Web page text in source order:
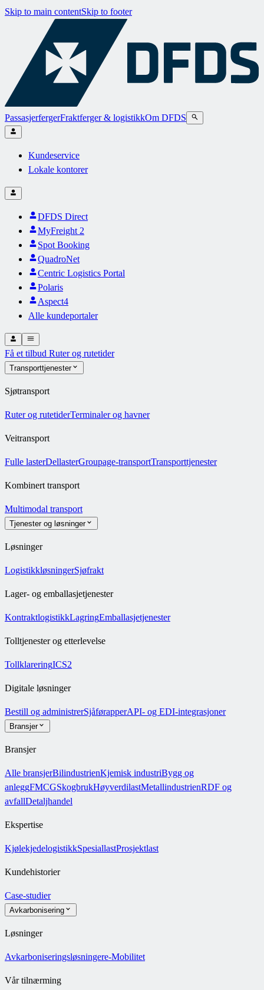
Skip to main contentSkip to footer
PassasjerfergerFraktferger & logistikkOm DFDS
Kundeservice
Lokale kontorer
DFDS Direct
MyFreight 2
Spot Booking
QuadroNet
Centric Logistics Portal
Polaris
Aspect4
Alle kundeportaler
Få et tilbud Ruter og rutetider
Transporttjenester
Sjøtransport
Ruter og rutetiderTerminaler og havner
Veitransport
Fulle lasterDellasterGroupage-transportTransporttjenester
Kombinert transport
Multimodal transport
Tjenester og løsninger
Løsninger
LogistikkløsningerSjøfrakt
Lager- og emballasjetjenester
KontraktlogistikkLagringEmballasjetjenester
Tolltjenester og etterlevelse
TollklareringICS2
Digitale løsninger
Bestill og administrerSjåførapperAPI- og EDI-integrasjoner
Bransjer
Bransjer
Alle bransjerBilindustrienKjemisk industriBygg og
anleggFMCGSkogbrukHøyverdilastMetallindustrienRDF og
avfallDetaljhandel
Ekspertise
KjølekjedelogistikkSpesiallastProsjektlast
Kundehistorier
Case-studier
Avkarbonisering
Løsninger
Avkarboniseringsløsningere-Mobilitet
Vår tilnærming